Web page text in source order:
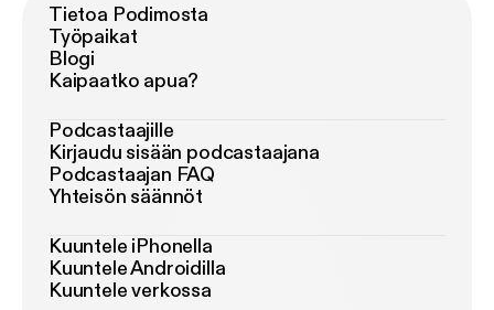
Tietoa Podimosta
Työpaikat
Blogi
Kaipaatko apua?
Podcastaajille
Kirjaudu sisään podcastaajana
Podcastaajan FAQ
Yhteisön säännöt
Kuuntele iPhonella
Kuuntele Androidilla
Kuuntele verkossa